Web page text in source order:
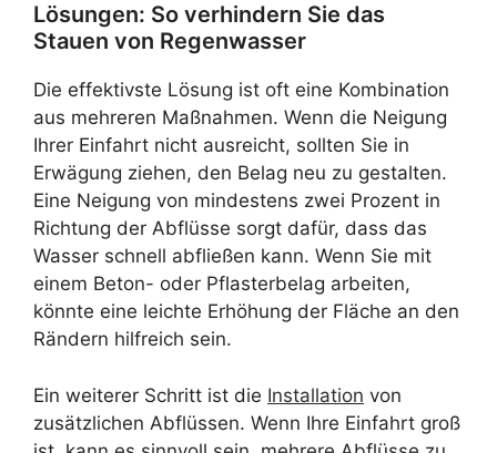
Lösungen: So verhindern Sie das
Stauen von Regenwasser
Die effektivste Lösung ist oft eine Kombination
aus mehreren Maßnahmen. Wenn die Neigung
Ihrer Einfahrt nicht ausreicht, sollten Sie in
Erwägung ziehen, den Belag neu zu gestalten.
Eine Neigung von mindestens zwei Prozent in
Richtung der Abflüsse sorgt dafür, dass das
Wasser schnell abfließen kann. Wenn Sie mit
einem Beton- oder Pflasterbelag arbeiten,
könnte eine leichte Erhöhung der Fläche an den
Rändern hilfreich sein.
Ein weiterer Schritt ist die Installation von
zusätzlichen Abflüssen. Wenn Ihre Einfahrt groß